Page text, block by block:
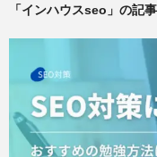
「インハウスseo」の記